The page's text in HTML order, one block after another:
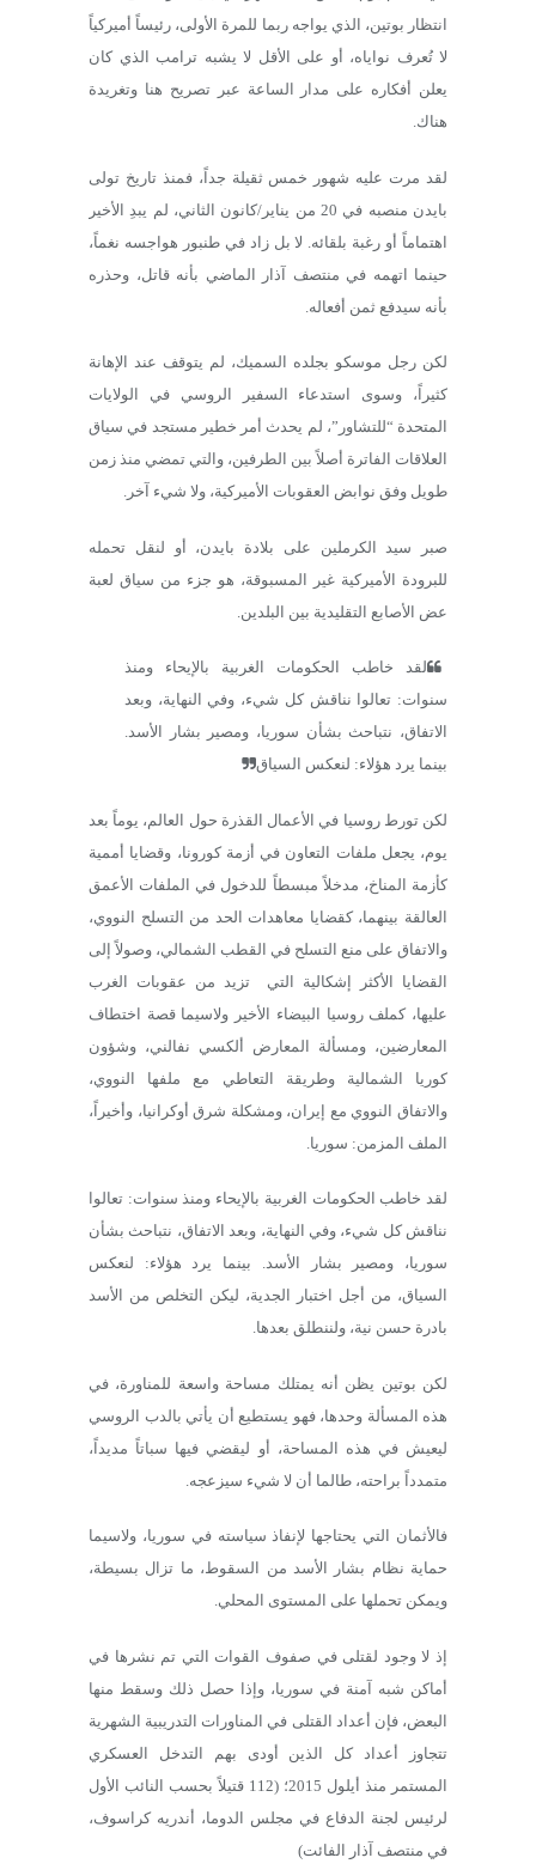
انتظار بوتين، الذي يواجه ربما للمرة الأولى، رئيساً أميركياً
لا تُعرف نواياه، أو على الأقل لا يشبه ترامب الذي كان
يعلن أفكاره على مدار الساعة عبر تصريح هنا وتغريدة
هناك.
لقد مرت عليه شهور خمس ثقيلة جداً، فمنذ تاريخ تولى
بايدن منصبه في 20 من يناير/كانون الثاني، لم يبدِ الأخير
اهتماماً أو رغبة بلقائه. لا بل زاد في طنبور هواجسه نغماً،
حينما اتهمه في منتصف آذار الماضي بأنه قاتل، وحذره
بأنه سيدفع ثمن أفعاله.
لكن رجل موسكو بجلده السميك، لم يتوقف عند الإهانة
كثيراً، وسوى استدعاء السفير الروسي في الولايات
المتحدة “للتشاور”، لم يحدث أمر خطير مستجد في سياق
العلاقات الفاترة أصلاً بين الطرفين، والتي تمضي منذ زمن
طويل وفق نوابض العقوبات الأميركية، ولا شيء آخر.
صبر سيد الكرملين على بلادة بايدن، أو لنقل تحمله
للبرودة الأميركية غير المسبوقة، هو جزء من سياق لعبة
عض الأصابع التقليدية بين البلدين.
لقد خاطب الحكومات الغربية بالإيحاء ومنذ
سنوات: تعالوا نناقش كل شيء، وفي النهاية، وبعد
الاتفاق، نتباحث بشأن سوريا، ومصير بشار الأسد.
بينما يرد هؤلاء: لنعكس السياق
لكن تورط روسيا في الأعمال القذرة حول العالم، يوماً بعد
يوم، يجعل ملفات التعاون في أزمة كورونا، وقضايا أممية
كأزمة المناخ، مدخلاً مبسطاً للدخول في الملفات الأعمق
العالقة بينهما، كقضايا معاهدات الحد من التسلح النووي،
والاتفاق على منع التسلح في القطب الشمالي، وصولاً إلى
القضايا الأكثر إشكالية التي تزيد من عقوبات الغرب
عليها، كملف روسيا البيضاء الأخير ولاسيما قصة اختطاف
المعارضين، ومسألة المعارض ألكسي نفالني، وشؤون
كوريا الشمالية وطريقة التعاطي مع ملفها النووي،
والاتفاق النووي مع إيران، ومشكلة شرق أوكرانيا، وأخيراً،
الملف المزمن: سوريا.
لقد خاطب الحكومات الغربية بالإيحاء ومنذ سنوات: تعالوا
نناقش كل شيء، وفي النهاية، وبعد الاتفاق، نتباحث بشأن
سوريا، ومصير بشار الأسد. بينما يرد هؤلاء: لنعكس
السياق، من أجل اختبار الجدية، ليكن التخلص من الأسد
بادرة حسن نية، ولننطلق بعدها.
لكن بوتين يظن أنه يمتلك مساحة واسعة للمناورة، في
هذه المسألة وحدها، فهو يستطيع أن يأتي بالدب الروسي
ليعيش في هذه المساحة، أو ليقضي فيها سباتاً مديداً،
متمدداً براحته، طالما أن لا شيء سيزعجه.
فالأثمان التي يحتاجها لإنفاذ سياسته في سوريا، ولاسيما
حماية نظام بشار الأسد من السقوط، ما تزال بسيطة،
ويمكن تحملها على المستوى المحلي.
إذ لا وجود لقتلى في صفوف القوات التي تم نشرها في
أماكن شبه آمنة في سوريا، وإذا حصل ذلك وسقط منها
البعض، فإن أعداد القتلى في المناورات التدريبية الشهرية
تتجاوز أعداد كل الذين أودى بهم التدخل العسكري
المستمر منذ أيلول 2015؛ (112 قتيلاً بحسب النائب الأول
لرئيس لجنة الدفاع في مجلس الدوما، أندريه كراسوف،
في منتصف آذار الفائت)